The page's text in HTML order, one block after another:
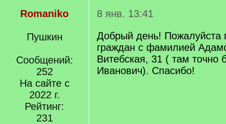
Romaniko
Пушкин
Сообщений:
252
На сайте с
2022 г.
Рейтинг:
231
8 янв. 13:41
Добрый день! Пожалуйста
граждан с фамилией
Витебская, 31 ( там точно
Иванович). Спасибо!